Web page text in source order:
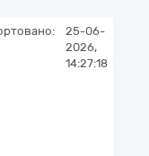
25-06-
2026,
14:27:18